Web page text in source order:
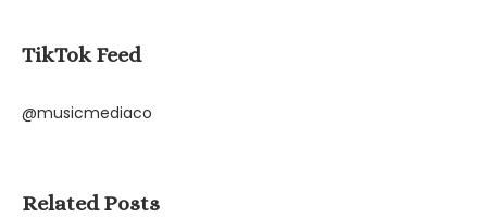
TikTok Feed
@musicmediaco
Related Posts